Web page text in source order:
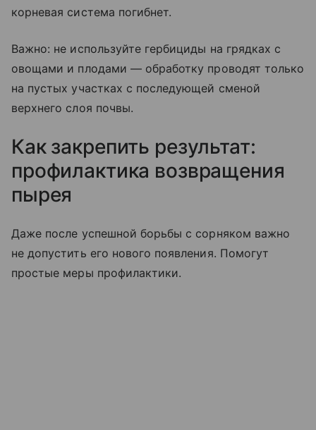
корневая система погибнет.
Важно: не используйте гербициды на грядках с
овощами и плодами — обработку проводят только
на пустых участках с последующей сменой
верхнего слоя почвы.
Как закрепить результат:
профилактика возвращения
пырея
Даже после успешной борьбы с сорняком важно
не допустить его нового появления. Помогут
простые меры профилактики.